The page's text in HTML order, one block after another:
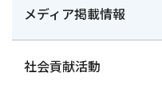
メディア掲載情報
社会貢献活動